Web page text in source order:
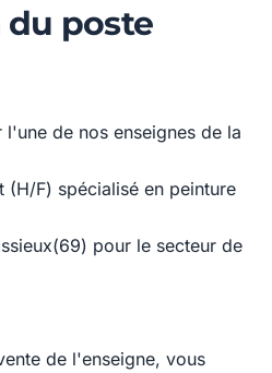
poste
de nos enseignes de la
(H/F) spécialisé en peinture
pour le secteur de
de l'enseigne, vous